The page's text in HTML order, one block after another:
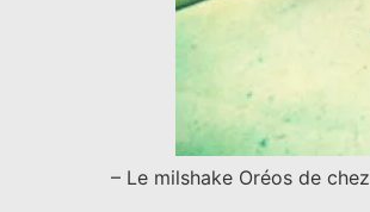
– Le milshake Oréos de chez